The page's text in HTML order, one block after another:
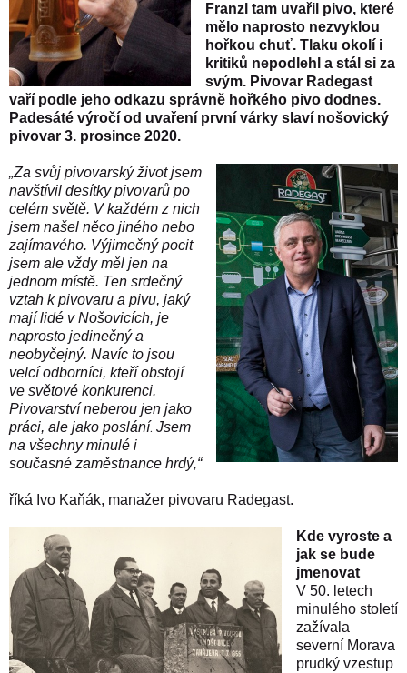
Franzl tam uvařil pivo, které
mělo naprosto nezvyklou
hořkou chuť. Tlaku okolí i
kritiků nepodlehl a stál si za
svým. Pivovar Radegast
vaří podle jeho odkazu správně hořkého pivo dodnes.
Padesáté výročí od uvaření první várky slaví nošovický
pivovar 3. prosince 2020.
„Za svůj pivovarský život jsem
navštívil desítky pivovarů po
celém světě. V každém z nich
jsem našel něco jiného nebo
zajímavého. Výjimečný pocit
jsem ale vždy měl jen na
jednom místě. Ten srdečný
vztah k pivovaru a pivu, jaký
mají lidé v Nošovicích, je
naprosto jedinečný a
neobyčejný. Navíc to jsou
velcí odborníci, kteří obstojí
ve světové konkurenci.
Pivovarství neberou jen jako
práci, ale jako poslání. Jsem
na všechny minulé i
současné zaměstnance hrdý,“
říká Ivo Kaňák, manažer pivovaru Radegast.
Kde vyroste a
jak se bude
jmenovat
V 50. letech
minulého století
zažívala
severní Morava
prudký vzestup